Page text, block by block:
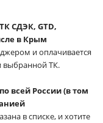
СДЭК, GTD,
в Крым
и оплачивается
выбранной ТК.
всей России (в том
в списке, и хотите